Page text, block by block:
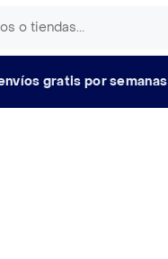
gratis por semanas